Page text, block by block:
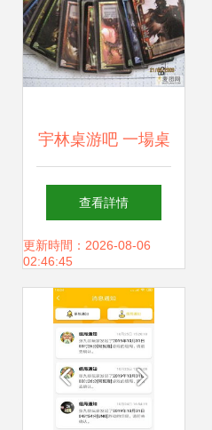
宇林桌游吧 一場桌
面上的奇幻冒險之
旅
查看詳情
更新時間：2026-08-06
02:46:45